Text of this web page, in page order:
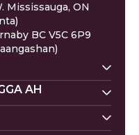
Mississauga, ON
BC V5C 6P9
AH